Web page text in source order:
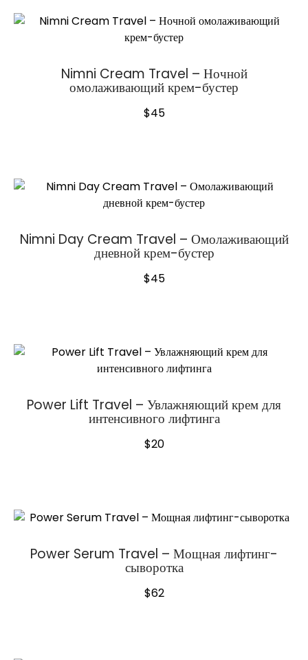
Nimni Cream Travel – Ночной
омолаживающий крем-бустер
$45
Nimni Day Cream Travel – Омолаживающий
дневной крем-бустер
$45
Power Lift Travel – Увлажняющий крем для
интенсивного лифтинга
$20
Power Serum Travel – Мощная лифтинг-
сыворотка
$62